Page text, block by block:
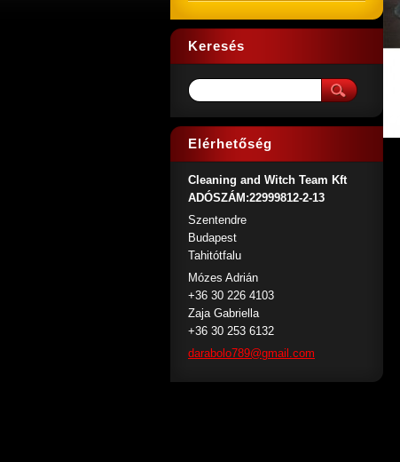
Keresés
Elérhetőség
Cleaning and Witch Team Kft
ADÓSZÁM:22999812-2-13
Szentendre
Budapest
Tahitótfalu
Mózes Adrián
+36 30 226 4103
Zaja Gabriella
+36 30 253 6132
darabolo789@gmai l.com